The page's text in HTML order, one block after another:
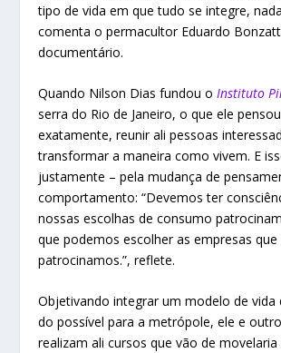
tipo de vida em que tudo se integre,
comenta o permacultor Eduardo
documentário.
Quando Nilson Dias fundou oInstituto
serra do Rio de Janeiro, o que ele
exatamente, reunir ali pessoas
transformar a maneira como vivem. E
justamente – pela mudança de
comportamento: “Devemos ter
nossas escolhas de consumo
que podemos escolher as empresas que
patrocinamos.”, reflete.
Objetivando integrar um modelo de vida
do possível para a metrópole, ele e
realizam ali cursos que vão de